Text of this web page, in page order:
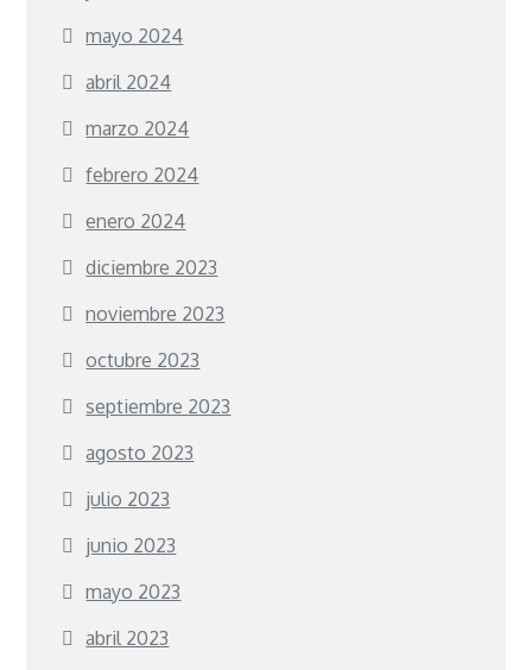
mayo 2024
abril 2024
marzo 2024
febrero 2024
enero 2024
diciembre 2023
noviembre 2023
octubre 2023
septiembre 2023
agosto 2023
julio 2023
junio 2023
mayo 2023
abril 2023